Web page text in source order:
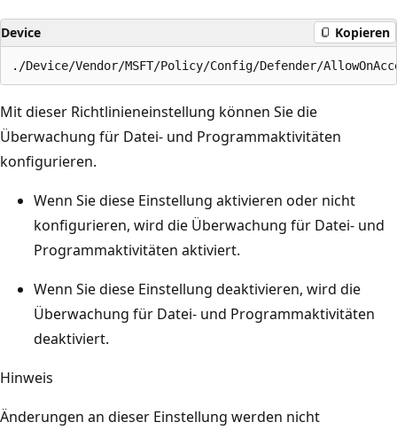
Device Kopieren
Mit dieser Richtlinieneinstellung können Sie die
Überwachung für Datei- und Programmaktivitäten
konfigurieren.
Wenn Sie diese Einstellung aktivieren oder nicht
konfigurieren, wird die Überwachung für Datei- und
Programmaktivitäten aktiviert.
Wenn Sie diese Einstellung deaktivieren, wird die
Überwachung für Datei- und Programmaktivitäten
deaktiviert.
Hinweis
Änderungen an dieser Einstellung werden nicht